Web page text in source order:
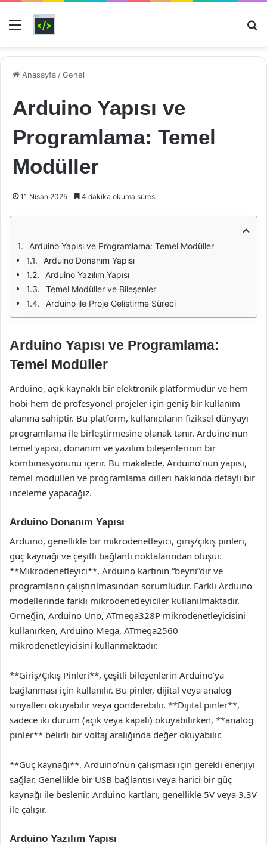
Menü
Anasayfa /Genel
Arduino Yapısı ve
Programlama: Temel
Modüller
11 Nisan 2025 4 dakika okuma süresi
Arduino Yapısı ve Programlama: Temel Modüller
Arduino Donanım Yapısı
Arduino Yazılım Yapısı
Temel Modüller ve Bileşenler
Arduino ile Proje Geliştirme Süreci
Arduino Yapısı ve Programlama:
Temel Modüller
Arduino, açık kaynaklı bir elektronik platformudur ve hem
hobi hem de profesyonel projeler için geniş bir kullanım
alanına sahiptir. Bu platform, kullanıcıların fiziksel dünyayı
programlama ile birleştirmesine olanak tanır. Arduino’nun
temel yapısı, donanım ve yazılım bileşenlerinin bir
kombinasyonunu içerir. Bu makalede, Arduino’nun yapısı,
temel modülleri ve programlama dilleri hakkında detaylı bir
inceleme yapacağız.
Arduino Donanım Yapısı
Arduino, genellikle bir mikrodenetleyici, giriş/çıkış pinleri,
güç kaynağı ve çeşitli bağlantı noktalarından oluşur.
**Mikrodenetleyici**, Arduino kartının “beyni”dir ve
programların çalıştırılmasından sorumludur. Farklı Arduino
modellerinde farklı mikrodenetleyiciler kullanılmaktadır.
Örneğin, Arduino Uno, ATmega328P mikrodenetleyicisini
kullanırken, Arduino Mega, ATmega2560
mikrodenetleyicisini kullanmaktadır.
**Giriş/Çıkış Pinleri**, çeşitli bileşenlerin Arduino’ya
bağlanması için kullanılır. Bu pinler, dijital veya analog
sinyalleri okuyabilir veya gönderebilir. **Dijital pinler**,
sadece iki durum (açık veya kapalı) okuyabilirken, **analog
pinler** belirli bir voltaj aralığında değer okuyabilir.
**Güç kaynağı**, Arduino’nun çalışması için gerekli enerjiyi
sağlar. Genellikle bir USB bağlantısı veya harici bir güç
kaynağı ile beslenir. Arduino kartları, genellikle 5V veya 3.3V
ile çalışır.
Arduino Yazılım Yapısı